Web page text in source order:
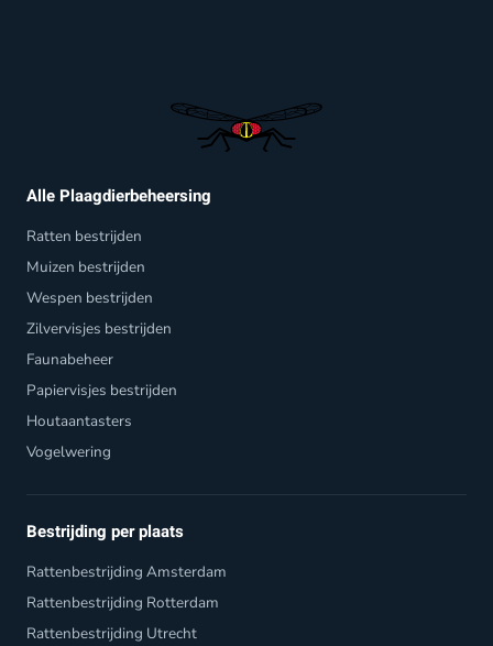
Alle Plaagdierbeheersing
Ratten bestrijden
Muizen bestrijden
Wespen bestrijden
Zilvervisjes bestrijden
Faunabeheer
Papiervisjes bestrijden
Houtaantasters
Vogelwering
Bestrijding per plaats
Rattenbestrijding Amsterdam
Rattenbestrijding Rotterdam
Rattenbestrijding Utrecht